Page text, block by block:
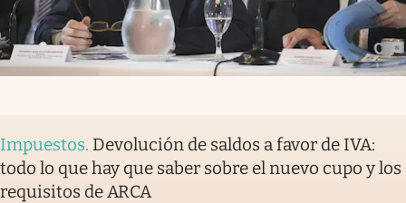
Impuestos. Devolución de saldos a favor de IVA:
todo lo que hay que saber sobre el nuevo cupo y los
requisitos de ARCA